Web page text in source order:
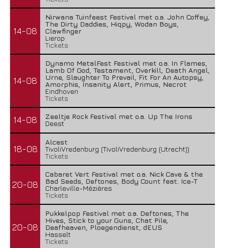
14-08
Nirwana Tuinfeest Festival met o.a. John Coffey,
The Dirty Daddies, Hiqpy, Wodan Boys,
Clawfinger
Lierop
Tickets
14-08
Dynamo MetalFest Festival met o.a. In Flames,
Lamb Of God, Testament, Overkill, Death Angel,
Urne, Slaughter To Prevail, Fit For An Autopsy,
Amorphis, Insanity Alert, Primus, Necrot
Eindhoven
Tickets
14-08
Zeeltje Rock Festival met o.a. Up The Irons
Deest
18-08
Alcest
TivoliVredenburg (TivoliVredenburg (Utrecht))
Tickets
20-08
Cabaret Vert Festival met o.a. Nick Cave & the
Bad Seeds, Deftones, Body Count feat. Ice-T
Charleville-Mézières
Tickets
20-08
Pukkelpop Festival met o.a. Deftones, The
Hives, Stick to your Guns, Chat Pile,
Deafheaven, Ploegendienst, dEUS
Hasselt
Tickets